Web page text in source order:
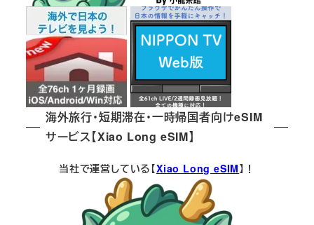
海外旅行・短期滞在・一時帰国者向けeSIM
サービス【Xiao Long eSIM】
当社で運営している【Xiao Long eSIM】！